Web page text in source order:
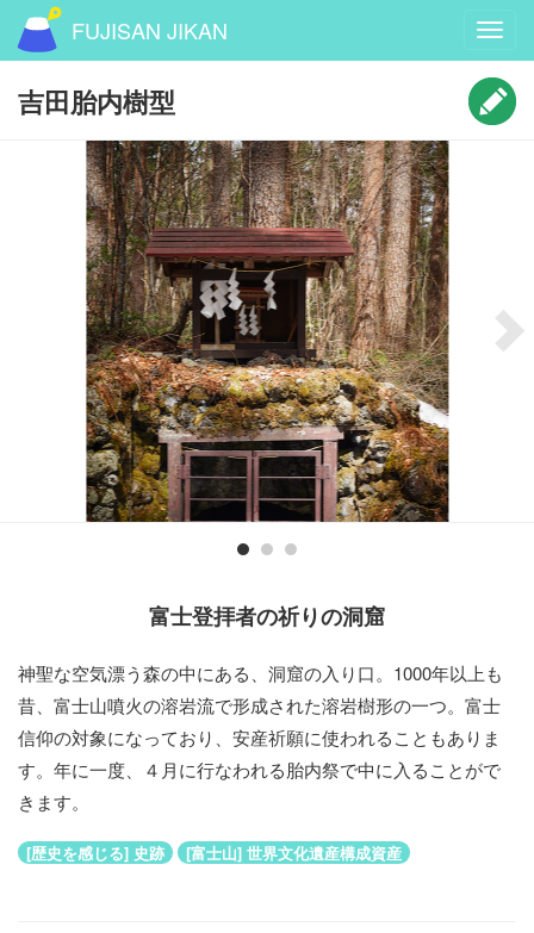
FUJISAN JIKAN
吉田胎内樹型
富士登拝者の祈りの洞窟
神聖な空気漂う森の中にある、洞窟の入り口。1000年以上も
昔、富士山噴火の溶岩流で形成された溶岩樹形の一つ。富士
信仰の対象になっており、安産祈願に使われることもありま
す。年に一度、４月に行なわれる胎内祭で中に入ることがで
きます。
[歴史を感じる] 史跡 [富士山] 世界文化遺産構成資産